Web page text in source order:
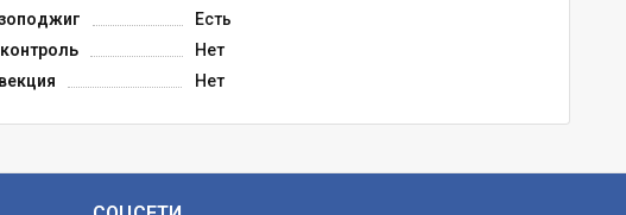
Есть
Нет
Нет